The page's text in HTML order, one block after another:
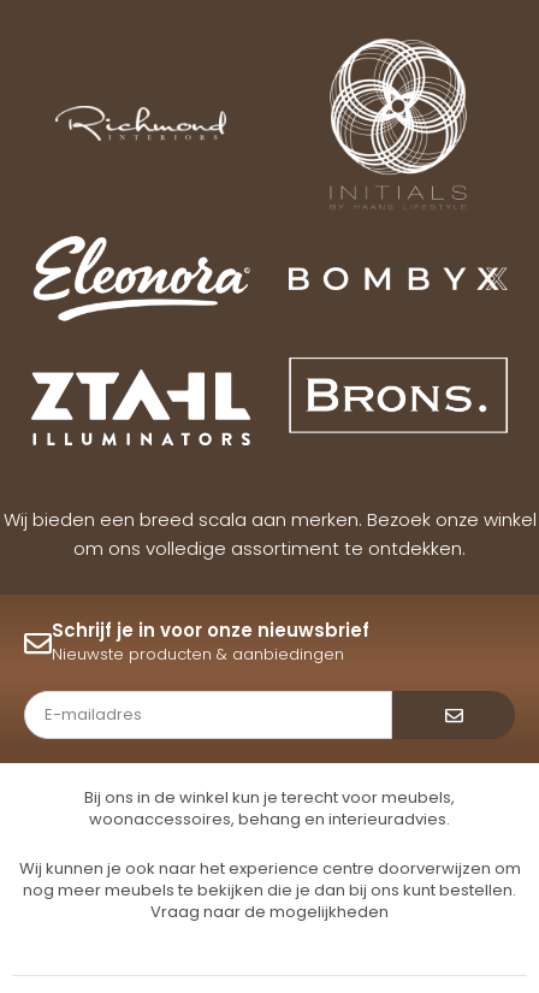
Wij bieden een breed scala aan merken. Bezoek onze winkel
om ons volledige assortiment te ontdekken.
Schrijf je in voor onze nieuwsbrief
Nieuwste producten & aanbiedingen
Bij ons in de winkel kun je terecht voor meubels,
woonaccessoires, behang en interieuradvies.
Wij kunnen je ook naar het experience centre doorverwijzen om
nog meer meubels te bekijken die je dan bij ons kunt bestellen.
Vraag naar de mogelijkheden